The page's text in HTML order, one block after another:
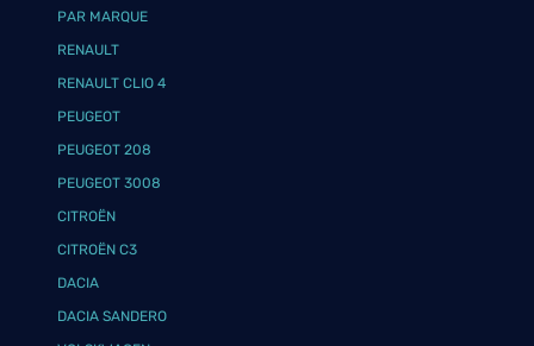
PAR MARQUE
RENAULT
RENAULT CLIO 4
PEUGEOT
PEUGEOT 208
PEUGEOT 3008
CITROËN
CITROËN C3
DACIA
DACIA SANDERO